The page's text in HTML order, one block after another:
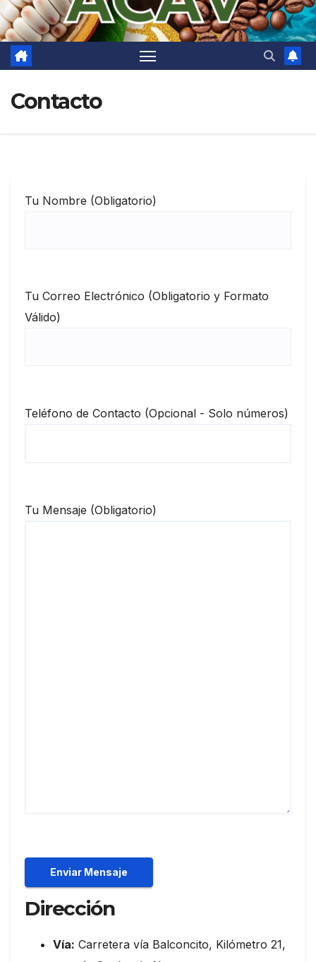
Contacto
Tu Nombre (Obligatorio)
Tu Correo Electrónico (Obligatorio y Formato
Válido)
Teléfono de Contacto (Opcional - Solo números)
Tu Mensaje (Obligatorio)
Dirección
Vía: Carretera vía Balconcito, Kilómetro 21,